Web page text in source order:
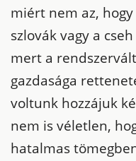
miért nem az,
szlovák vagy a
mert a
gazdasága
voltunk hozzájuk
nem is véletlen,
hatalmas